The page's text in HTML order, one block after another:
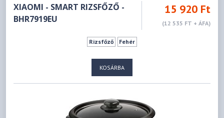
XIAOMI - SMART RIZSFŐZŐ -
BHR7919EU
15 920 Ft
(12 535 FT + ÁFA)
Rizsfőző Fehér
KOSÁRBA